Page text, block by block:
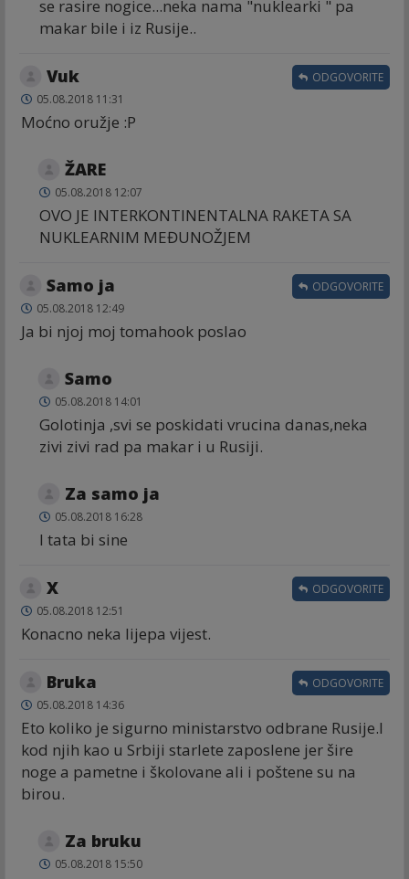
se rasire nogice...neka nama "nuklearki " pa
makar bile i iz Rusije..
Vuk
05.08.2018 11:31
Moćno oružje :P
ODGOVORITE
ŽARE
05.08.2018 12:07
OVO JE INTERKONTINENTALNA RAKETA SA
NUKLEARNIM MEĐUNOŽJEM
Samo ja
05.08.2018 12:49
Ja bi njoj moj tomahook poslao
ODGOVORITE
Samo
05.08.2018 14:01
Golotinja ,svi se poskidati vrucina danas,neka
zivi zivi rad pa makar i u Rusiji.
Za samo ja
05.08.2018 16:28
I tata bi sine
X
05.08.2018 12:51
Konacno neka lijepa vijest.
ODGOVORITE
Bruka
05.08.2018 14:36
Eto koliko je sigurno ministarstvo odbrane Rusije.I
kod njih kao u Srbiji starlete zaposlene jer šire
noge a pametne i školovane ali i poštene su na
birou.
ODGOVORITE
Za bruku
05.08.2018 15:50